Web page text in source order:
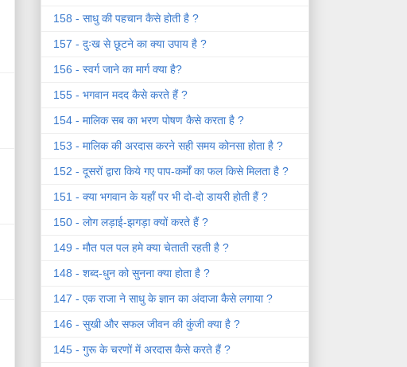
158 - साधु की पहचान कैसे होती है ?
157 - दुःख से छूटने का क्या उपाय है ?
156 - स्वर्ग जाने का मार्ग क्या है?
155 - भगवान मदद कैसे करते हैं ?
154 - मालिक सब का भरण पोषण कैसे करता है ?
153 - मालिक की अरदास करने सही समय कोनसा होता है ?
152 - दूसरों द्वारा किये गए पाप-कर्मों का फल किसे मिलता है ?
151 - क्या भगवान के यहाँ पर भी दो-दो डायरी होती हैं ?
150 - लोग लड़ाई-झगड़ा क्यों करते हैं ?
149 - मौत पल पल हमे क्या चेताती रहती है ?
148 - शब्द-धुन को सुनना क्या होता है ?
147 - एक राजा ने साधु के ज्ञान का अंदाजा कैसे लगाया ?
146 - सुखी और सफल जीवन की कुंजी क्या है ?
145 - गुरू के चरणों में अरदास कैसे करते हैं ?